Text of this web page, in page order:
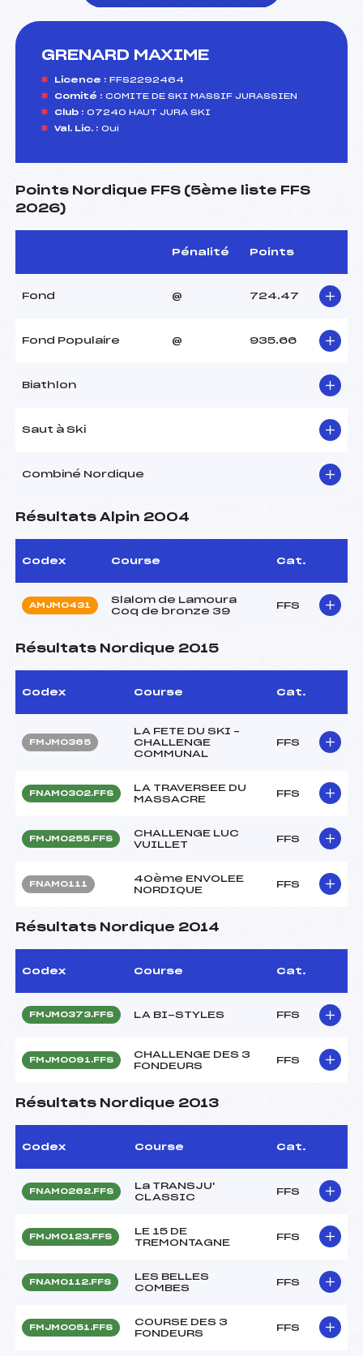
GRENARD MAXIME
Licence : FFS2292464
Comité : COMITE DE SKI MASSIF JURASSIEN
Club : 07240 HAUT JURA SKI
Val. Lic. : Oui
Points Nordique FFS (5ème liste FFS
2026)
Pénalité Points
Fond @ 724.47
Fond Populaire @ 935.66
Biathlon
Saut à Ski
Combiné Nordique
Résultats Alpin 2004
Codex Course Cat.
AMJM0431
Slalom de Lamoura
Coq de bronze 39
FFS
Résultats Nordique 2015
Codex Course Cat.
FMJM0365
LA FETE DU SKI –
CHALLENGE
COMMUNAL
FFS
FNAM0302.FFS
LA TRAVERSEE DU
MASSACRE
FFS
FMJM0255.FFS
CHALLENGE LUC
VUILLET
FFS
FNAM0111
40ème ENVOLEE
NORDIQUE
FFS
Résultats Nordique 2014
Codex Course Cat.
FMJM0373.FFS LA BI-STYLES FFS
FMJM0091.FFS
CHALLENGE DES 3
FONDEURS
FFS
Résultats Nordique 2013
Codex Course Cat.
FNAM0262.FFS
La TRANSJU'
CLASSIC
FFS
FMJM0123.FFS
LE 15 DE
TREMONTAGNE
FFS
FNAM0112.FFS
LES BELLES
COMBES
FFS
FMJM0051.FFS
COURSE DES 3
FONDEURS
FFS